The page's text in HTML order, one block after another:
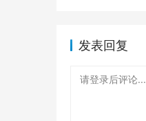
发表回复
请登录后评论...